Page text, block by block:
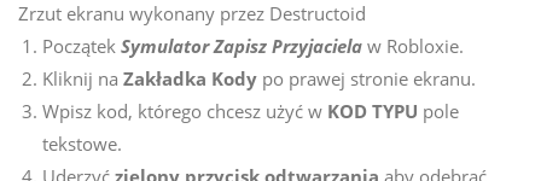
Zrzut ekranu wykonany przez Destructoid
Początek Symulator Zapisz Przyjaciela w Robloxie.
Kliknij na Zakładka Kody po prawej stronie ekranu.
Wpisz kod, którego chcesz użyć w KOD TYPU pole
tekstowe.